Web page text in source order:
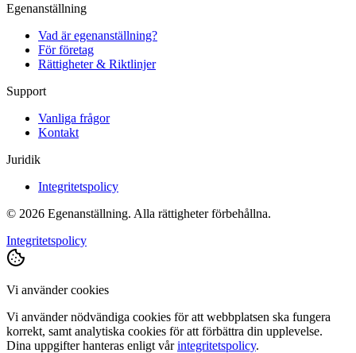
Egenanställning
Vad är egenanställning?
För företag
Rättigheter & Riktlinjer
Support
Vanliga frågor
Kontakt
Juridik
Integritetspolicy
© 2026 Egenanställning. Alla rättigheter förbehållna.
Integritetspolicy
Vi använder cookies
Vi använder nödvändiga cookies för att webbplatsen ska fungera
korrekt, samt analytiska cookies för att förbättra din upplevelse.
Dina uppgifter hanteras enligt vår integritetspolicy.